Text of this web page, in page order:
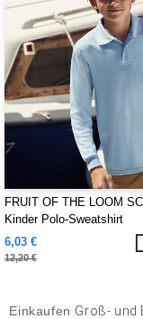
FRUIT OF THE LOOM
Kinder Polo-Sweatshirt
6,03 €
12,20 €
Einkaufen Groß- und